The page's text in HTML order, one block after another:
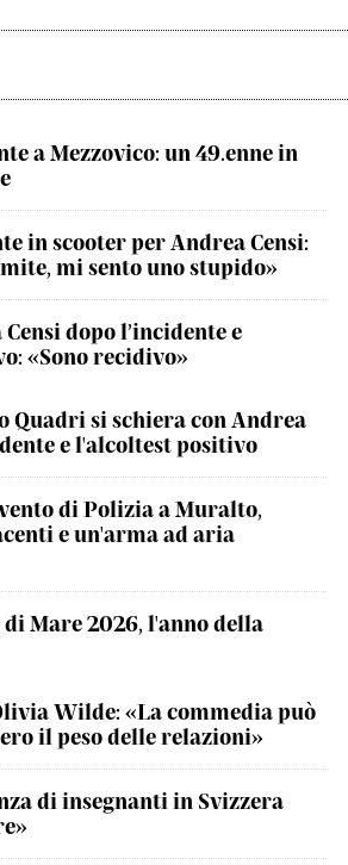
a Mezzovico: un 49.enne in
in scooter per Andrea Censi:
mi sento uno stupido»
dopo l’incidente e
«Sono recidivo»
Quadri si schiera con Andrea
e l'alcoltest positivo
di Polizia a Muralto,
e un'arma ad aria
di Mare 2026, l'anno della
Wilde: «La commedia può
il peso delle relazioni»
di insegnanti in Svizzera